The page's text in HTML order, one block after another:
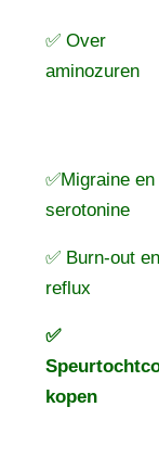
✅ Over
aminozuren
✅Migraine en
serotonine
✅ Burn-out en
reflux
✅
kopen